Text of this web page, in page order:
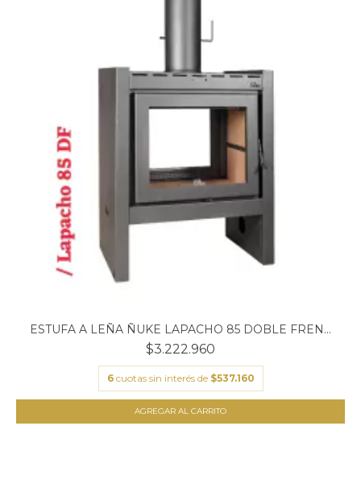
ESTUFA A LEÑA ÑUKE LAPACHO 85 DOBLE FREN...
$3.222.960
6 cuotas sin interés de $537.160